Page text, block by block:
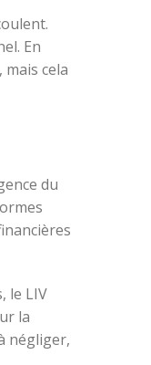
En
cela
du
le LIV
la
négliger,